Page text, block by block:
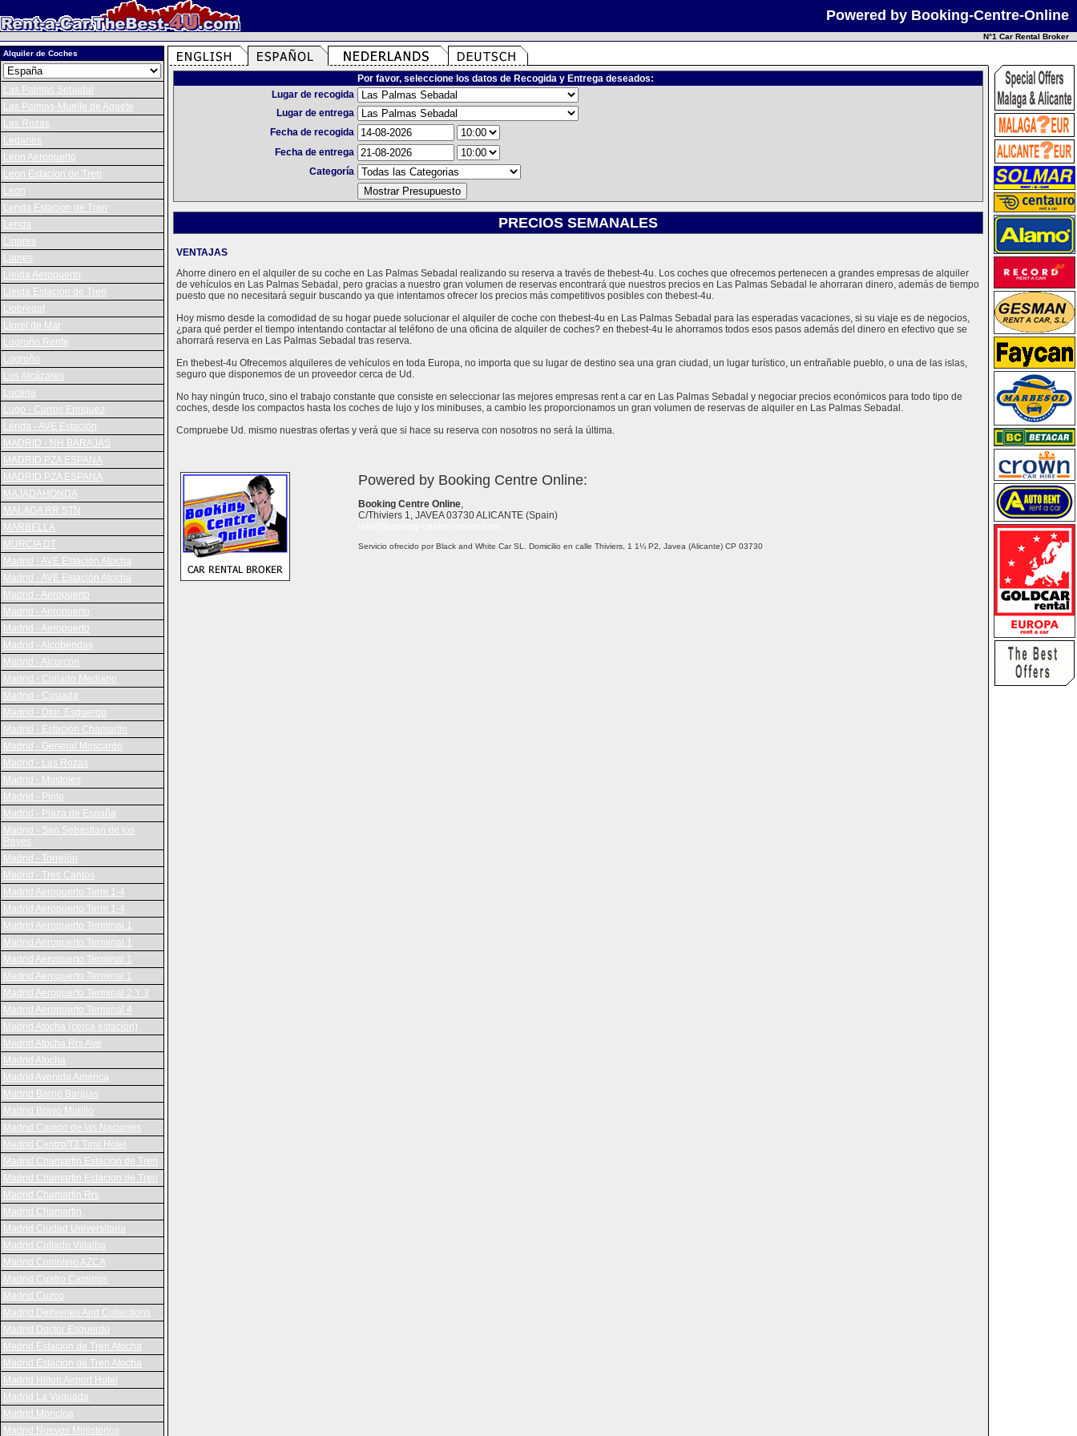
Powered by Booking-Centre-Online
N°1 Car Rental Broker
Alquiler de Coches
Las Palmas Sebadal
Las Palmas-Muelle de Agaete
Las Rozas
Leganes
Leon Aeropuerto
Leon Estacion de Tren
Leon
Lerida Estacion de Tren
Lerida
Linares
Llanes
Lleida Aeropuerto
Lleida Estacion de Tren
Llobregat
Lloret de Mar
Logroño Renfe
Logroño
Los Alcázares
Lucena
Lugo - Curros Enriquez
Lérida - AVE Estación
MADRID - NH BARAJAS
MADRID PZA ESPANA
MADRID PZA ESPANA
MAJADAHONDA
MALAGA RR STN
MARBELLA
MURCIA DT
Madrid - AVE Estación Atocha
Madrid - AVE Estación Atocha
Madrid - Aeropuerto
Madrid - Aeropuerto
Madrid - Aeropuerto
Madrid - Alcobendas
Madrid - Alcorcon
Madrid - Collado Mediano
Madrid - Coslada
Madrid - Dtor. Esquerdo
Madrid - Estación Chamartin
Madrid - General Moscardó
Madrid - Las Rozas
Madrid - Mostoles
Madrid - Pinto
Madrid - Plaza de España
Madrid - San Sebastian de los
Reyes
Madrid - Torrejón
Madrid - Tres Cantos
Madrid Aeropuerto Term 1-4
Madrid Aeropuerto Term 1-4
Madrid Aeropuerto Terminal 1
Madrid Aeropuerto Terminal 1
Madrid Aeropuerto Terminal 1
Madrid Aeropuerto Terminal 1
Madrid Aeropuerto Terminal 2 Y 3
Madrid Aeropuerto Terminal 4
Madrid Atocha (cerca estación)
Madrid Atocha Rrs Ave
Madrid Atocha
Madrid Avenida América
Madrid Barrio Barajas
Madrid Bravo Murillo
Madrid Campo de las Naciones
Madrid Centro/T3 Tirol Hotel
Madrid Chamartin Estacion de Tren
Madrid Chamartin Estacion de Tren
Madrid Chamartin Rrs
Madrid Chamartin
Madrid Ciudad Universitaria
Madrid Collado Villalba
Madrid Complejo AZCA
Madrid Cuatro Caminos
Madrid Cuzco
Madrid Deliveries And Collections
Madrid Doctor Esquerdo
Madrid Estacion de Tren Atocha
Madrid Estacion de Tren Atocha
Madrid Hilton Airport Hotel
Madrid La Vaguada
Madrid Moncloa
Madrid Nuevos Ministerios
Por favor, seleccione los datos de Recogida y Entrega deseados:
Lugar de recogida
Lugar de entrega
Fecha de recogida
Fecha de entrega
Categoría
PRECIOS SEMANALES
VENTAJAS
Ahorre dinero en el alquiler de su coche en Las Palmas Sebadal realizando su reserva a través de thebest-4u. Los coches que ofrecemos pertenecen a grandes empresas de alquiler
de vehículos en Las Palmas Sebadal, pero gracias a nuestro gran volumen de reservas encontrará que nuestros precios en Las Palmas Sebadal le ahorraran dinero, además de tiempo
puesto que no necesitará seguir buscando ya que intentamos ofrecer los precios más competitivos posibles con thebest-4u.
Hoy mismo desde la comodidad de su hogar puede solucionar el alquiler de coche con thebest-4u en Las Palmas Sebadal para las esperadas vacaciones, si su viaje es de negocios,
¿para qué perder el tiempo intentando contactar al teléfono de una oficina de alquiler de coches? en thebest-4u le ahorramos todos esos pasos además del dinero en efectivo que se
ahorrará reserva en Las Palmas Sebadal tras reserva.
En thebest-4u Ofrecemos alquileres de vehículos en toda Europa, no importa que su lugar de destino sea una gran ciudad, un lugar turístico, un entrañable pueblo, o una de las islas,
seguro que disponemos de un proveedor cerca de Ud.
No hay ningún truco, sino el trabajo constante que consiste en seleccionar las mejores empresas rent a car en Las Palmas Sebadal y negociar precios económicos para todo tipo de
coches, desde los compactos hasta los coches de lujo y los minibuses, a cambio les proporcionamos un gran volumen de reservas de alquiler en Las Palmas Sebadal.
Compruebe Ud. mismo nuestras ofertas y verá que si hace su reserva con nosotros no será la última.
Powered by Booking Centre Online:
Booking Centre Online,
C/Thiviers 1, JAVEA 03730 ALICANTE (Spain)
Servicio ofrecido por Black and White Car SL. Domicilio en calle Thiviers, 1 1¼ P2, Javea (Alicante) CP 03730